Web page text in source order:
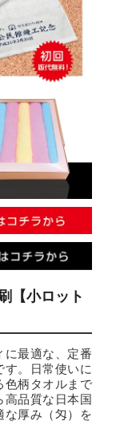
【小ロット
に最適な、定番
。日常使いに
色柄タオルまで
高品質な日本国
な厚み（匁）を